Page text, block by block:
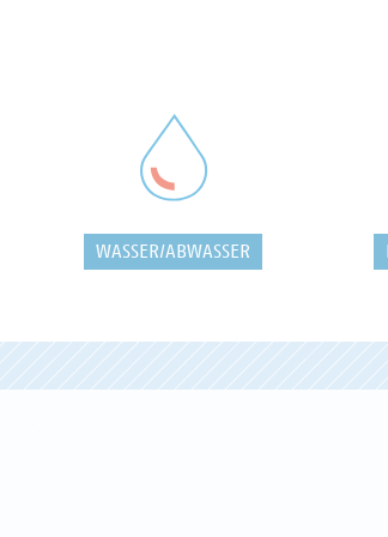
WASSER/ABWASSER